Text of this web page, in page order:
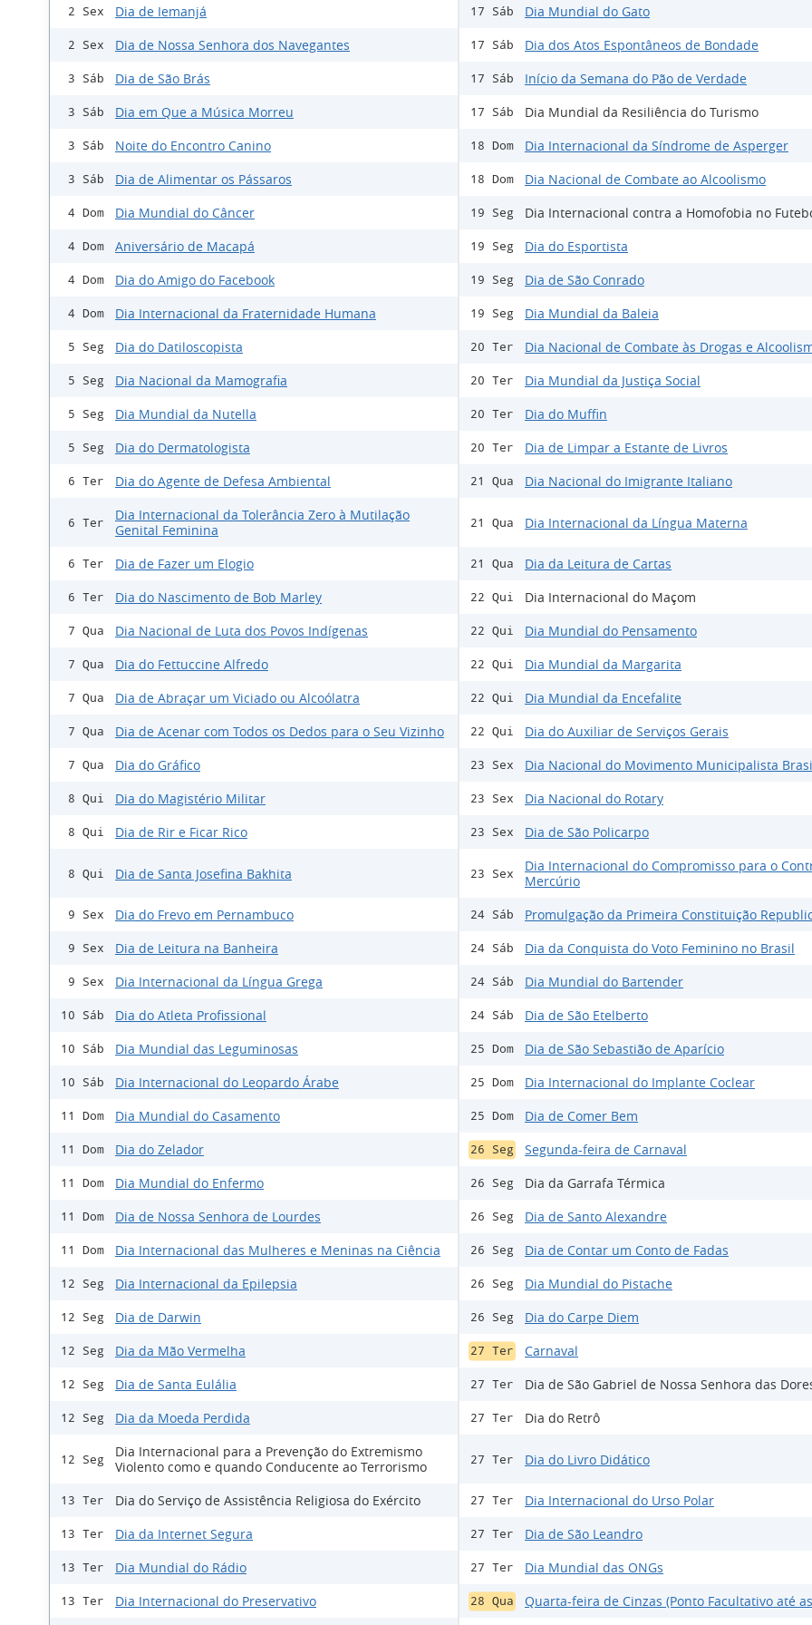
2 Sex Dia de Iemanjá
2 Sex Dia de Nossa Senhora dos Navegantes
3 Sáb Dia de São Brás
3 Sáb Dia em Que a Música Morreu
3 Sáb Noite do Encontro Canino
3 Sáb Dia de Alimentar os Pássaros
4 Dom Dia Mundial do Câncer
4 Dom Aniversário de Macapá
4 Dom Dia do Amigo do Facebook
4 Dom Dia Internacional da Fraternidade Humana
5 Seg Dia do Datiloscopista
5 Seg Dia Nacional da Mamografia
5 Seg Dia Mundial da Nutella
5 Seg Dia do Dermatologista
6 Ter Dia do Agente de Defesa Ambiental
6 Ter
Dia Internacional da Tolerância Zero à Mutilação
Genital Feminina
6 Ter Dia de Fazer um Elogio
6 Ter Dia do Nascimento de Bob Marley
7 Qua Dia Nacional de Luta dos Povos Indígenas
7 Qua Dia do Fettuccine Alfredo
7 Qua Dia de Abraçar um Viciado ou Alcoólatra
7 Qua Dia de Acenar com Todos os Dedos para o Seu Vizinho
7 Qua Dia do Gráfico
8 Qui Dia do Magistério Militar
8 Qui Dia de Rir e Ficar Rico
8 Qui Dia de Santa Josefina Bakhita
9 Sex Dia do Frevo em Pernambuco
9 Sex Dia de Leitura na Banheira
9 Sex Dia Internacional da Língua Grega
10 Sáb Dia do Atleta Profissional
10 Sáb Dia Mundial das Leguminosas
10 Sáb Dia Internacional do Leopardo Árabe
11 Dom Dia Mundial do Casamento
11 Dom Dia do Zelador
11 Dom Dia Mundial do Enfermo
11 Dom Dia de Nossa Senhora de Lourdes
11 Dom Dia Internacional das Mulheres e Meninas na Ciência
12 Seg Dia Internacional da Epilepsia
12 Seg Dia de Darwin
12 Seg Dia da Mão Vermelha
12 Seg Dia de Santa Eulália
12 Seg Dia da Moeda Perdida
12 Seg
Dia Internacional para a Prevenção do Extremismo
Violento como e quando Conducente ao Terrorismo
13 Ter Dia do Serviço de Assistência Religiosa do Exército
13 Ter Dia da Internet Segura
13 Ter Dia Mundial do Rádio
13 Ter Dia Internacional do Preservativo
17 Sáb Dia Mundial do Gato
17 Sáb Dia dos Atos Espontâneos de Bondade
17 Sáb Início da Semana do Pão de Verdade
17 Sáb Dia Mundial da Resiliência do Turismo
18 Dom Dia Internacional da Síndrome de Asperger
18 Dom Dia Nacional de Combate ao Alcoolismo
19 Seg Dia Internacional contra a Homofobia no
19 Seg Dia do Esportista
19 Seg Dia de São Conrado
19 Seg Dia Mundial da Baleia
20 Ter Dia Nacional de Combate às Drogas e
20 Ter Dia Mundial da Justiça Social
20 Ter Dia do Muffin
20 Ter Dia de Limpar a Estante de Livros
21 Qua Dia Nacional do Imigrante Italiano
21 Qua Dia Internacional da Língua Materna
21 Qua Dia da Leitura de Cartas
22 Qui Dia Internacional do Maçom
22 Qui Dia Mundial do Pensamento
22 Qui Dia Mundial da Margarita
22 Qui Dia Mundial da Encefalite
22 Qui Dia do Auxiliar de Serviços Gerais
23 Sex Dia Nacional do Movimento Municipalista
23 Sex Dia Nacional do Rotary
23 Sex Dia de São Policarpo
23 Sex
Dia Internacional do Compromisso para o
Mercúrio
24 Sáb Promulgação da Primeira Constituição
24 Sáb Dia da Conquista do Voto Feminino no Brasil
24 Sáb Dia Mundial do Bartender
24 Sáb Dia de São Etelberto
25 Dom Dia de São Sebastião de Aparício
25 Dom Dia Internacional do Implante Coclear
25 Dom Dia de Comer Bem
26 Seg Segunda-feira de Carnaval
26 Seg Dia da Garrafa Térmica
26 Seg Dia de Santo Alexandre
26 Seg Dia de Contar um Conto de Fadas
26 Seg Dia Mundial do Pistache
26 Seg Dia do Carpe Diem
27 Ter Carnaval
27 Ter Dia de São Gabriel de Nossa Senhora das
27 Ter Dia do Retrô
27 Ter Dia do Livro Didático
27 Ter Dia Internacional do Urso Polar
27 Ter Dia de São Leandro
27 Ter Dia Mundial das ONGs
28 Qua Quarta-feira de Cinzas (Ponto Facultativo até